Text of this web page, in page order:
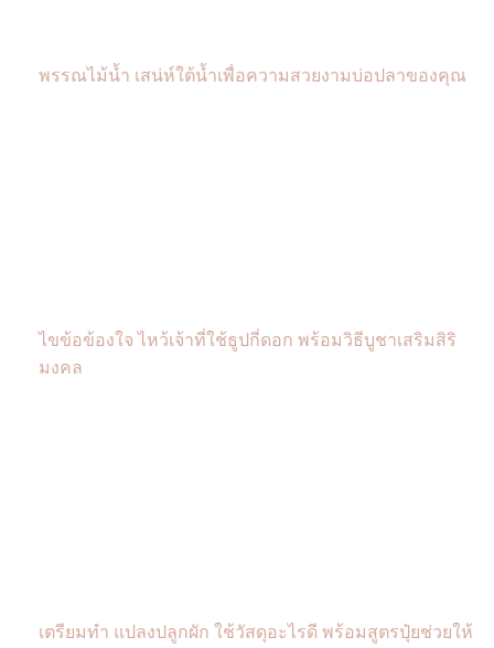
พรรณไม้น้ำ เสน่ห์ใต้น้ำเพื่อความสวยงามบ่อปลาของคุณ
ไขข้อข้องใจ ไหว้เจ้าที่ใช้ธูปกี่ดอก พร้อมวิธีบูชาเสริมสิริ
มงคล
เตรียมทำ แปลงปลูกผัก ใช้วัสดุอะไรดี พร้อมสูตรปุ๋ยช่วยให้